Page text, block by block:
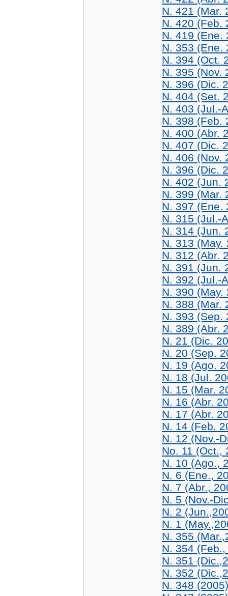
N. 421 (Mar.
N. 420 (Feb.
N. 419 (Ene.
N. 353 (Ene.
N. 394 (Oct.
N. 395 (Nov.
N. 396 (Dic.
N. 404 (Set.
N. 403 (Jul.-
N. 398 (Feb.
N. 400 (Abr.
N. 407 (Dic.
N. 406 (Nov.
N. 396 (Dic.
N. 402 (Jun.
N. 399 (Mar.
N. 397 (Ene.
N. 315 (Jul.-
N. 314 (Jun.
N. 313 (May.
N. 312 (Abr.
N. 391 (Jun.
N. 392 (Jul.-
N. 390 (May.
N. 388 (Mar.
N. 393 (Sep.
N. 389 (Abr.
N. 21 (Dic.
N. 20 (Sep.
N. 19 (Ago.
N. 18 (Jul.
N. 15 (Mar.
N. 16 (Abr.
N. 17 (Abr.
N. 14 (Feb.
N. 12 (Nov.-
No. 11 (Oct.,
N. 10 (Ago.,
N. 6 (Ene.,
N. 7 (Abr.,
N. 5 (Nov.-
N. 2
N. 1
N. 355
N. 354
N. 351
N. 352
N. 348 (2005)